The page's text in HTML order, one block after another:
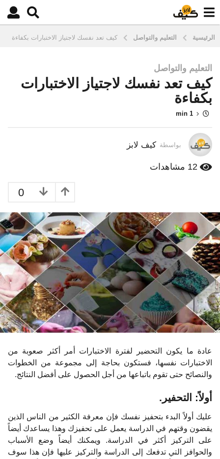
الرئيسية التعليم والتواصل كيف تعد نفسك لاجتياز الاختبارات بكفاءة
9
س
و
م
ن
ذ
ا
ت
م
ن
ذ
التعليم والتواصل
كيف تعد نفسك لاجتياز الاختبارات
بكفاءة
1 min
بواسطة كيف لابز
12 مشاهدات
0
عادة ما يكون التحضير لفترة الاختبارات أمر أكثر صعوبة من
الاختبارات نفسها، فستكون بحاجة إلى مجموعة من الخطوات
والنصائح حتى تقوم باتباعها من أجل الحصول على أفضل النتائج.
أولاً: التحفير.
عليك أولاً البدء بتحفيز نفسك فإن معرفة الكثير من الناس الذين
يقضون وقتهم في الدراسة يعمل على تحفيزك وهذا يساعدك أيضاً
على التركيز أكثر في الدراسة. ويمكنك أيضاً وضع الأسباب
والحوافز التي تدفعك إلى الدراسة والتركيز عليها فإن هذا سوف